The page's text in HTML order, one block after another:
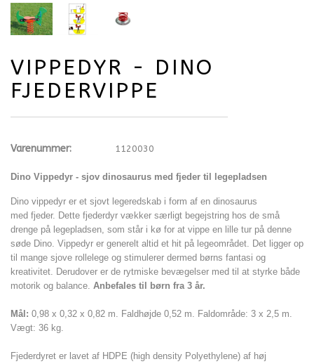
VIPPEDYR - DINO
FJEDERVIPPE
Varenummer: 1120030
Dino Vippedyr - sjov dinosaurus med fjeder til legepladsen
Dino vippedyr er et sjovt legeredskab i form af en dinosaurus
med fjeder. Dette fjederdyr vækker særligt begejstring hos de små
drenge på legepladsen, som står i kø for at vippe en lille tur på denne
søde Dino. Vippedyr er generelt altid et hit på legeområdet. Det ligger op
til mange sjove rollelege og stimulerer dermed børns fantasi og
kreativitet. Derudover er de rytmiske bevægelser med til at styrke både
motorik og balance. Anbefales til børn fra 3 år.
Mål: 0,98 x 0,32 x 0,82 m. Faldhøjde 0,52 m. Faldområde: 3 x 2,5 m.
Vægt: 36 kg.
Fjederdyret er lavet af HDPE (high density Polyethylene) af høj